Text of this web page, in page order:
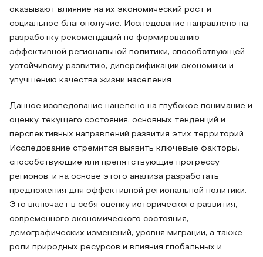
оказывают влияние на их экономический рост и
социальное благополучие. Исследование направлено на
разработку рекомендаций по формированию
эффективной региональной политики, способствующей
устойчивому развитию, диверсификации экономики и
улучшению качества жизни населения.
Данное исследование нацелено на глубокое понимание и
оценку текущего состояния, основных тенденций и
перспективных направлений развития этих территорий.
Исследование стремится выявить ключевые факторы,
способствующие или препятствующие прогрессу
регионов, и на основе этого анализа разработать
предложения для эффективной региональной политики.
Это включает в себя оценку исторического развития,
современного экономического состояния,
демографических изменений, уровня миграции, а также
роли природных ресурсов и влияния глобальных и